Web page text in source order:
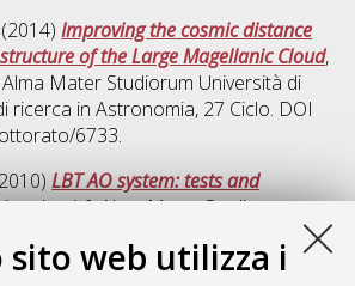
sito web utilizza i
(2014)Improving the cosmic distance
of the Large Magellanic Cloud,
Mater Studiorum Università di
ricerca inAstronomia, 27 Ciclo. DOI
6733.
LBT AO system: tests and
thesis], Alma Mater Studiorum
Astronomia, 22
amsdottorato/2390.